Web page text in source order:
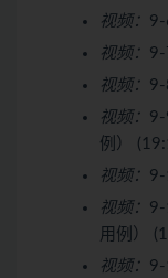
视频： 9-
视频： 9-
视频： 9-
视频： 9-
例）
视频： 9-
视频： 9-
用例）
视频： 9-